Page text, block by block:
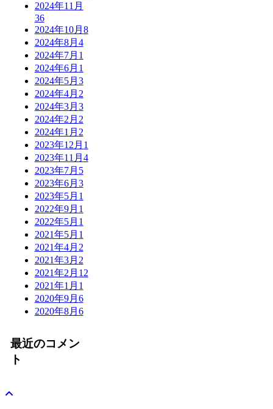
2024年11月
36
2024年10月 8
2024年8月 4
2024年7月 1
2024年6月 1
2024年5月 3
2024年4月 2
2024年3月 3
2024年2月 2
2024年1月 2
2023年12月 1
2023年11月 4
2023年7月 5
2023年6月 3
2023年5月 1
2022年9月 1
2022年5月 1
2021年5月 1
2021年4月 2
2021年3月 2
2021年2月 12
2021年1月 1
2020年9月 6
2020年8月 6
最近のコメン
ト